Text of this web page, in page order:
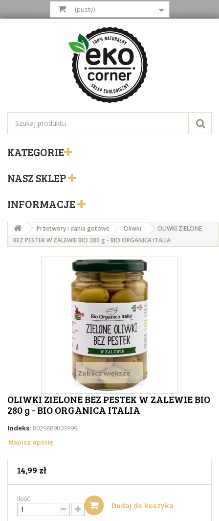
(pusty)
KATEGORIE
NASZ SKLEP
INFORMACJE
Przetwory i dania gotowe Oliwki
OLIWKI ZIELONE
BEZ PESTEK W ZALEWIE BIO 280 g - BIO ORGANICA ITALIA
Zobacz większe
OLIWKI ZIELONE BEZ PESTEK W ZALEWIE BIO
280 g - BIO ORGANICA ITALIA
Indeks: 8029689003999
Napisz opinię
14,99 zł
Ilość
Dodaj do koszyka